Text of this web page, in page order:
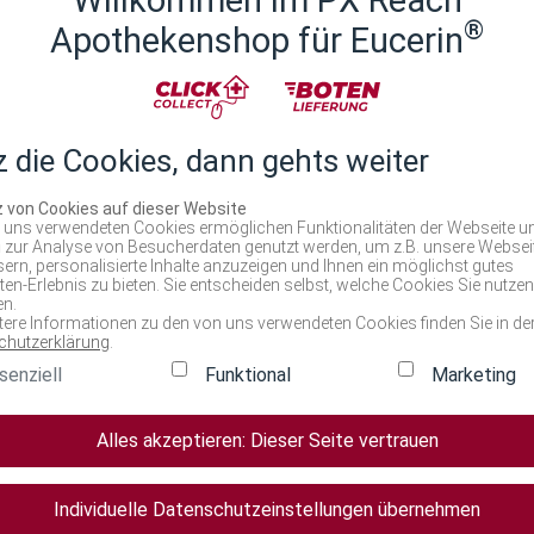
pflegende Öl-in-Wasser-Balsam ist mit beruhigendem
Es kann außerdem während einer Schubphase neben der
Die Haut fühlt sich weich und geschmeidig an. Der
eine leichte und angenehme Textur, welche einfach zu
trockene, atopische Haut. Es kann vom ersten Tag an sicher
Lebensmonat. Dank der empfindlichen und zugleich
Hautbarriere schützt und die juckende Haut aktiv lindert.
Apothekenshop für Eucerin®
die Cookies, dann gehts weiter
von Cookies auf dieser Website
uns verwendeten Cookies ermöglichen Funktionalitäten der Webseite
zur Analyse von Besucherdaten genutzt werden, um z.B. unsere
personalisierte Inhalte anzuzeigen und Ihnen ein möglichst gutes
Erlebnis zu bieten. Sie entscheiden selbst, welche Cookies Sie nutzen
Informationen zu den von uns verwendeten Cookies finden Sie in
Funktional Marketing
Alles akzeptieren: Dieser Seite vertrauen
Individuelle Datenschutzeinstellungen übernehmen